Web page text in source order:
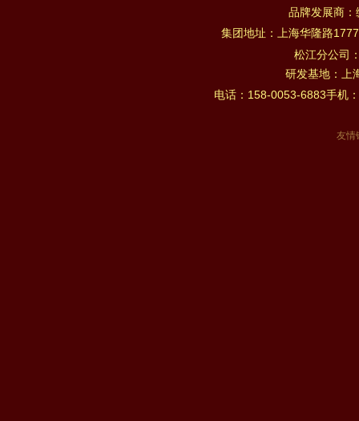
品牌发展商
集团地址：上海华隆路
松江分公司
研发基地：上海
电话：158-0053-6883手机
友